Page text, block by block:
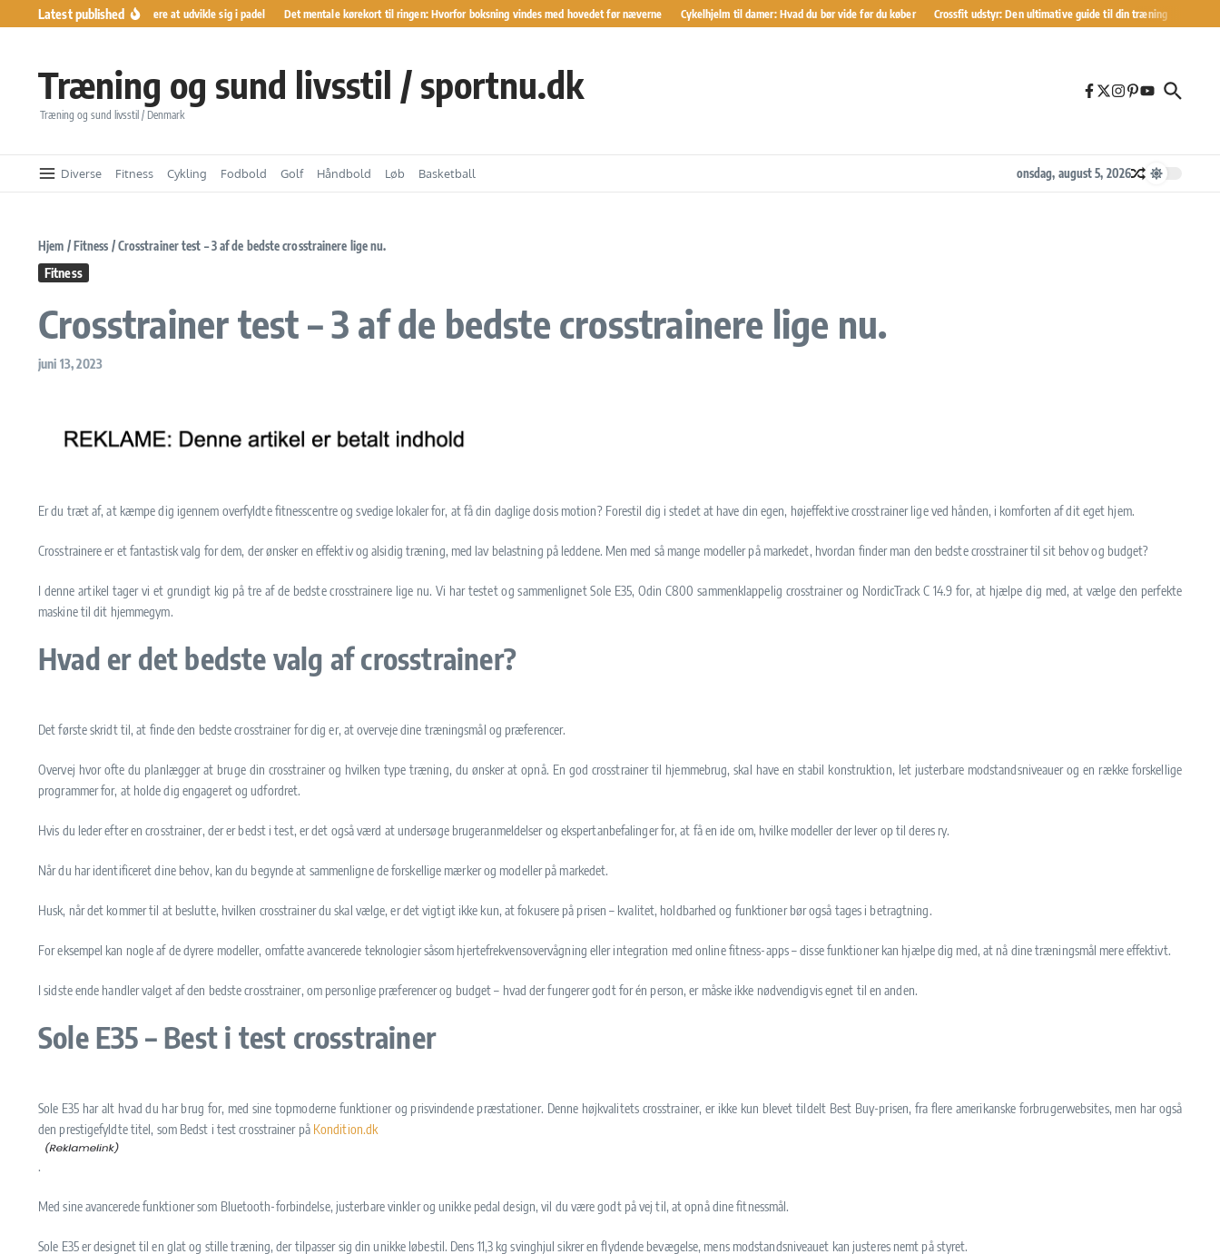
Fortsæt til indhold
Latest published
Ranglister gør det lettere at udvikle sig i padel Det mentale kørekort til ringen: Hvorfor boksning vindes med hovedet før næverne Cykelhjelm til damer: Hvad du bør vide før du køber Crossfit udstyr: Den ultimative guide til din træning
Træning og sund livsstil / sportnu.dk
Træning og sund livsstil / Denmark
Diverse Fitness Cykling Fodbold Golf Håndbold Løb Basketball onsdag, august 5, 2026
Hjem / Fitness /Crosstrainer test – 3 af de bedste crosstrainere lige nu.
Fitness
Crosstrainer test – 3 af de bedste crosstrainere lige nu.
juni 13, 2023
Er du træt af, at kæmpe dig igennem overfyldte fitnesscentre og svedige lokaler for, at få din daglige dosis motion? Forestil dig i stedet at have din egen, højeffektive crosstrainer lige ved hånden, i komforten af dit eget hjem.
Crosstrainere er et fantastisk valg for dem, der ønsker en effektiv og alsidig træning, med lav belastning på leddene. Men med så mange modeller på markedet, hvordan finder man den bedste crosstrainer til sit behov og budget?
I denne artikel tager vi et grundigt kig på tre af de bedste crosstrainere lige nu. Vi har testet og sammenlignet Sole E35, Odin C800 sammenklappelig crosstrainer og NordicTrack C 14.9 for, at hjælpe dig med, at vælge den perfekte
maskine til dit hjemmegym.
Hvad er det bedste valg af crosstrainer?
Det første skridt til, at finde den bedste crosstrainer for dig er, at overveje dine træningsmål og præferencer.
Overvej hvor ofte du planlægger at bruge din crosstrainer og hvilken type træning, du ønsker at opnå. En god crosstrainer til hjemmebrug, skal have en stabil konstruktion, let justerbare modstandsniveauer og en række forskellige
programmer for, at holde dig engageret og udfordret.
Hvis du leder efter en crosstrainer, der er bedst i test, er det også værd at undersøge brugeranmeldelser og ekspertanbefalinger for, at få en ide om, hvilke modeller der lever op til deres ry.
Når du har identificeret dine behov, kan du begynde at sammenligne de forskellige mærker og modeller på markedet.
Husk, når det kommer til at beslutte, hvilken crosstrainer du skal vælge, er det vigtigt ikke kun, at fokusere på prisen – kvalitet, holdbarhed og funktioner bør også tages i betragtning.
For eksempel kan nogle af de dyrere modeller, omfatte avancerede teknologier såsom hjertefrekvensovervågning eller integration med online fitness-apps – disse funktioner kan hjælpe dig med, at nå dine træningsmål mere effektivt.
I sidste ende handler valget af den bedste crosstrainer, om personlige præferencer og budget – hvad der fungerer godt for én person, er måske ikke nødvendigvis egnet til en anden.
Sole E35 – Best i test crosstrainer
Sole E35 har alt hvad du har brug for, med sine topmoderne funktioner og prisvindende præstationer. Denne højkvalitets crosstrainer, er ikke kun blevet tildelt Best Buy-prisen, fra flere amerikanske forbrugerwebsites, men har også
den prestigefyldte titel, som Bedst i test crosstrainer på Kondition.dk
.
Med sine avancerede funktioner som Bluetooth-forbindelse, justerbare vinkler og unikke pedal design, vil du være godt på vej til, at opnå dine fitnessmål.
Sole E35 er designet til en glat og stille træning, der tilpasser sig din unikke løbestil. Dens 11,3 kg svinghjul sikrer en flydende bevægelse, mens modstandsniveauet kan justeres nemt på styret.